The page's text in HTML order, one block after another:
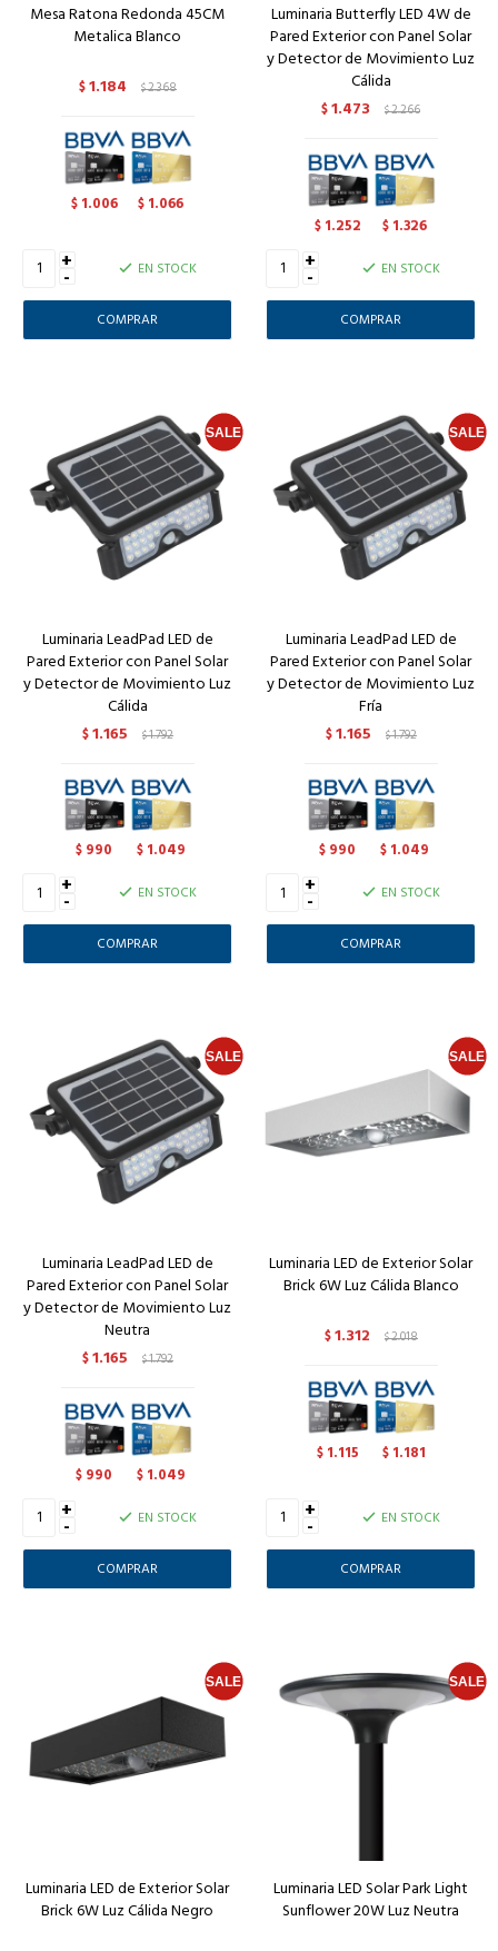
Mesa Ratona Redonda 45CM
Metalica Blanco
$1.184 $2.368
$ 1.006 $ 1.066
+
- EN STOCK
Luminaria Butterfly LED 4W de
Pared Exterior con Panel Solar
y Detector de Movimiento Luz
Cálida
$1.473 $2.266
$ 1.252 $ 1.326
+
- EN STOCK
Luminaria LeadPad LED de
Pared Exterior con Panel Solar
y Detector de Movimiento Luz
Cálida
$1.165 $1.792
$ 990 $ 1.049
+
- EN STOCK
Luminaria LeadPad LED de
Pared Exterior con Panel Solar
y Detector de Movimiento Luz
Fría
$1.165 $1.792
$ 990 $ 1.049
+
- EN STOCK
Luminaria LeadPad LED de
Pared Exterior con Panel Solar
y Detector de Movimiento Luz
Neutra
$1.165 $1.792
$ 990 $ 1.049
+
- EN STOCK
Luminaria LED de Exterior Solar
Brick 6W Luz Cálida Blanco
$1.312 $2.018
$ 1.115 $ 1.181
+
- EN STOCK
Luminaria LED de Exterior Solar
Brick 6W Luz Cálida Negro
Luminaria LED Solar Park Light
Sunflower 20W Luz Neutra